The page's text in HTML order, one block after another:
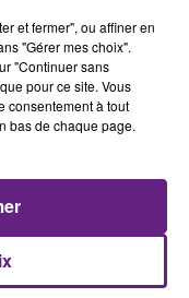
permettre
et de
faisant
la rédaction
et fermer", ou affiner en
"Gérer mes choix".
"Continuer sans
pour ce site. Vous
consentement à tout
bas de chaque page.